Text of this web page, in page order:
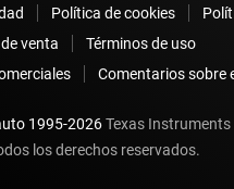
Política de cookies
venta
Términos de uso
Comentarios sobre
1995-2026Texas Instruments
los derechos reservados.